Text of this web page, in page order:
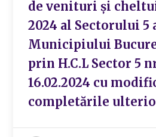
de venituri și
2024 al Sectorului 5
Municipiului
prin H.C.L Sector 5
16.02.2024 cu
completările